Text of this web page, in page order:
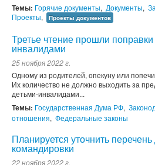
Темы: Горячие документы, Документы,
Проекты, Проекты документов
Третье чтение прошли
инвалидами
25 ноября 2022 г.
Одному из родителей, опекуну или
Их количество не должно выходить за
детьми-инвалидами...
Темы: Государственная Дума РФ,
отношения, Федеральные законы
Планируется уточнить
командировки
22 ноября 2022 г.